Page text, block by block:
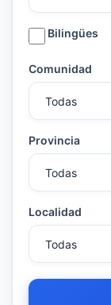
Bilingües
Comunidad
Provincia
Localidad